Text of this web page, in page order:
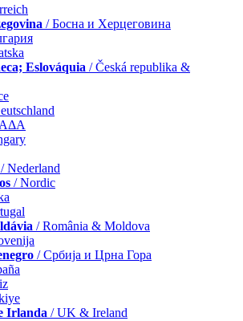
/ Босна и Херцеговина
Eslováquia / Česká republika &
/ Nederland
/ Nordic
/ România & Moldova
/ Србија и Црна Гора
Irlanda / UK & Ireland